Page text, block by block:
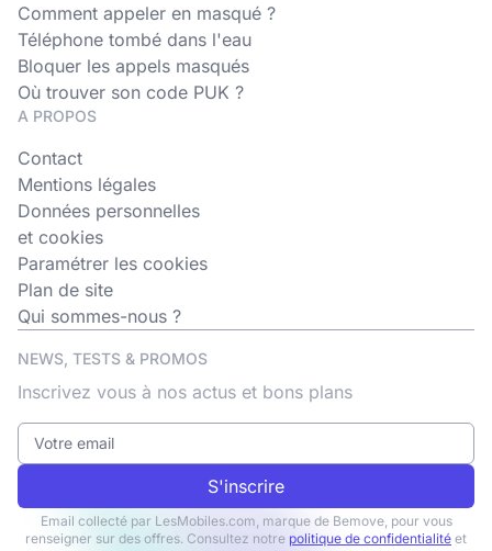
Comment appeler en masqué ?
Téléphone tombé dans l'eau
Bloquer les appels masqués
Où trouver son code PUK ?
A PROPOS
Contact
Mentions légales
Données personnelles
et cookies
Paramétrer les cookies
Plan de site
Qui sommes-nous ?
NEWS, TESTS & PROMOS
Inscrivez vous à nos actus et bons plans
S'inscrire
Email collecté par LesMobiles.com, marque de Bemove, pour vous
renseigner sur des offres. Consultez notre politique de confidentialité et